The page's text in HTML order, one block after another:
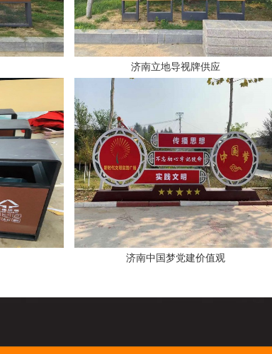
济南立地导视牌供应
济南中国梦党建价值观